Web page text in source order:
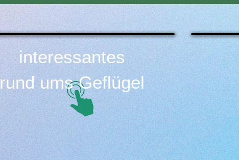
interessantes
rund ums Geflügel